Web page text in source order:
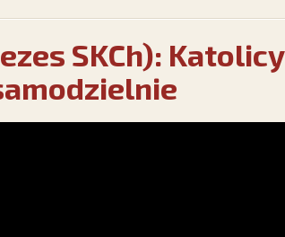
SKCh): Katolicy